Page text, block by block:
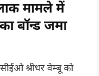
मामले में
बॉन्ड जमा
श्रीधर वेम्बू को